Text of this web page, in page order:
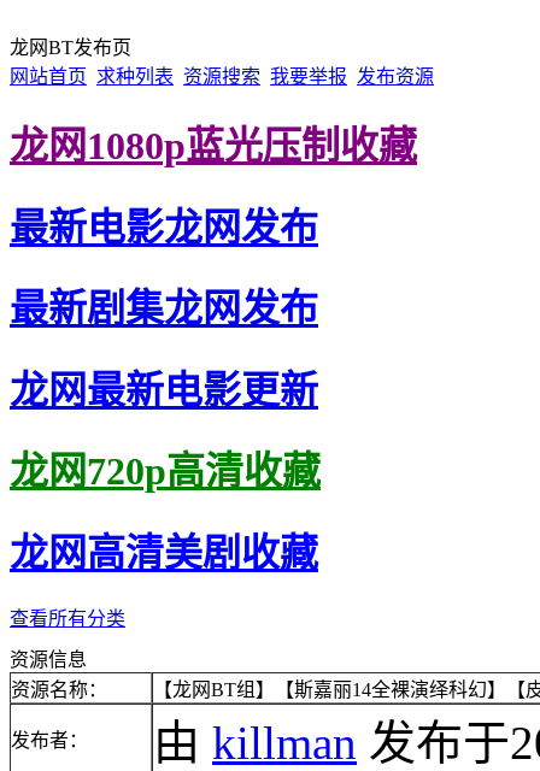
龙网BT发布页
网站首页 求种列表 资源搜索 我要举报 发布资源
龙网1080p蓝光压制收藏
最新电影龙网发布
最新剧集龙网发布
龙网最新电影更新
龙网720p高清收藏
龙网高清美剧收藏
查看所有分类
资源信息
资源名称：
【龙网BT组】【斯嘉丽14全裸演绎科幻】【
发布者： 由 killman 发布于